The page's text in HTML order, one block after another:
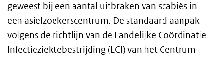
geweest bij een aantal uitbraken van scabiës in
een asielzoekerscentrum. De standaard aanpak
volgens de richtlijn van de Landelijke Coördinatie
Infectieziektebestrijding (LCI) van het Centrum